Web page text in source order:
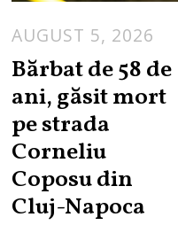
AUGUST 5, 2026
Bărbat de 58 de
ani, găsit mort
pe strada
Corneliu
Coposu din
Cluj-Napoca